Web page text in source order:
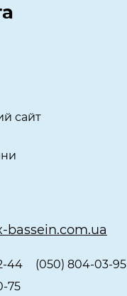
сайт
bassein.com.ua
44
(050) 804-03-95
75